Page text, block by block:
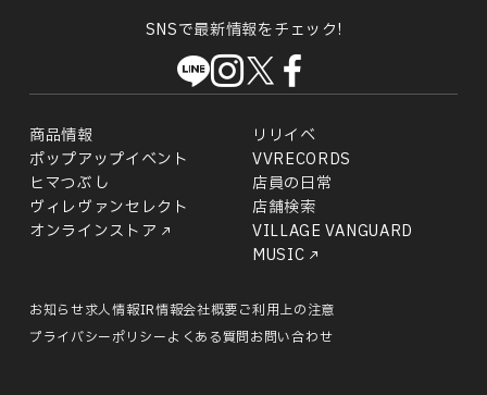
SNSで最新情報をチェック!
商品情報
リリイベ
ポップアップイベント
VVRECORDS
ヒマつぶし
店員の日常
ヴィレヴァンセレクト
店舗検索
オンラインストア
VILLAGE VANGUARD
MUSIC
お知らせ求人情報IR情報会社概要ご利用上の注意
プライバシーポリシーよくある質問お問い合わせ